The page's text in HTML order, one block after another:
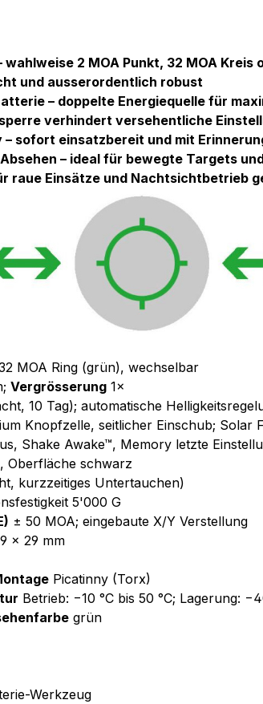
wahlweise 2 MOA Punkt, 32 MOA Kreis
und ausserordentlich robust
– doppelte Energiequelle für
verhindert versehentliche
– sofort einsatzbereit und mit
– ideal für bewegte Targets
raue Einsätze und Nachtsichtbetrieb
MOA Ring (grün), wechselbar
Vergrösserung 1×
10 Tag); automatische
Knopfzelle, seitlicher Einschub; Solar
Shake Awake™, Memory letzte
Oberfläche schwarz
kurzzeitiges Untertauchen)
5'000 G
± 50 MOA; eingebaute X/Y Verstellung
× 29 mm
Picatinny (Torx)
Betrieb: −10 °C bis 50 °C; Lagerung:
grün
Werkzeug